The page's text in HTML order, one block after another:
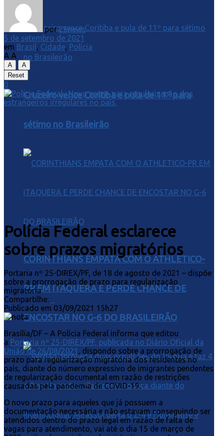
Cruzeiro vence Coritiba e pula de 11º para
sétimo no Brasileirão
CORINTHIANS EMPATA COM O ATHLETICO-
PR EM ITAQUERA E PERDE CHANCE DE
ENCOSTAR NO G-6 DO BRASILEIRÃO
por 25news
5 de setembro de 2021
em Brasil , Cidade, Polícia
A A
A
A
Reset
0
Polícia Federal esclarece
sobre prazos migratórios
Portaria nº 25-DIREX/PF, de 18 de agosto de 2021 – dispõe
sobre a prorrogação de prazo para regularização
migratória
Compartilhe:
Publicado em 03/09/2021 15h27
Brasília/DF – A Polícia Federal informa que editou
a Portaria nº 25-DIREX/PF, publicada no Diário Oficial da
União de 26/08/2021 , dispondo sobre a prorrogação de
prazo para regularização migratória dos residentes no
país, diante do número expressivo de imigrantes pendentes
de regularização documental em razão de restrições
causadas pela pandemia de COVID-19.
O novo prazo para aqueles que já possuem a
documentação necessária e não estavam conseguindo ser
atendidos dentro do prazo legal em razão de falta de
vagas para atendimento, vai até o dia 15 de março de